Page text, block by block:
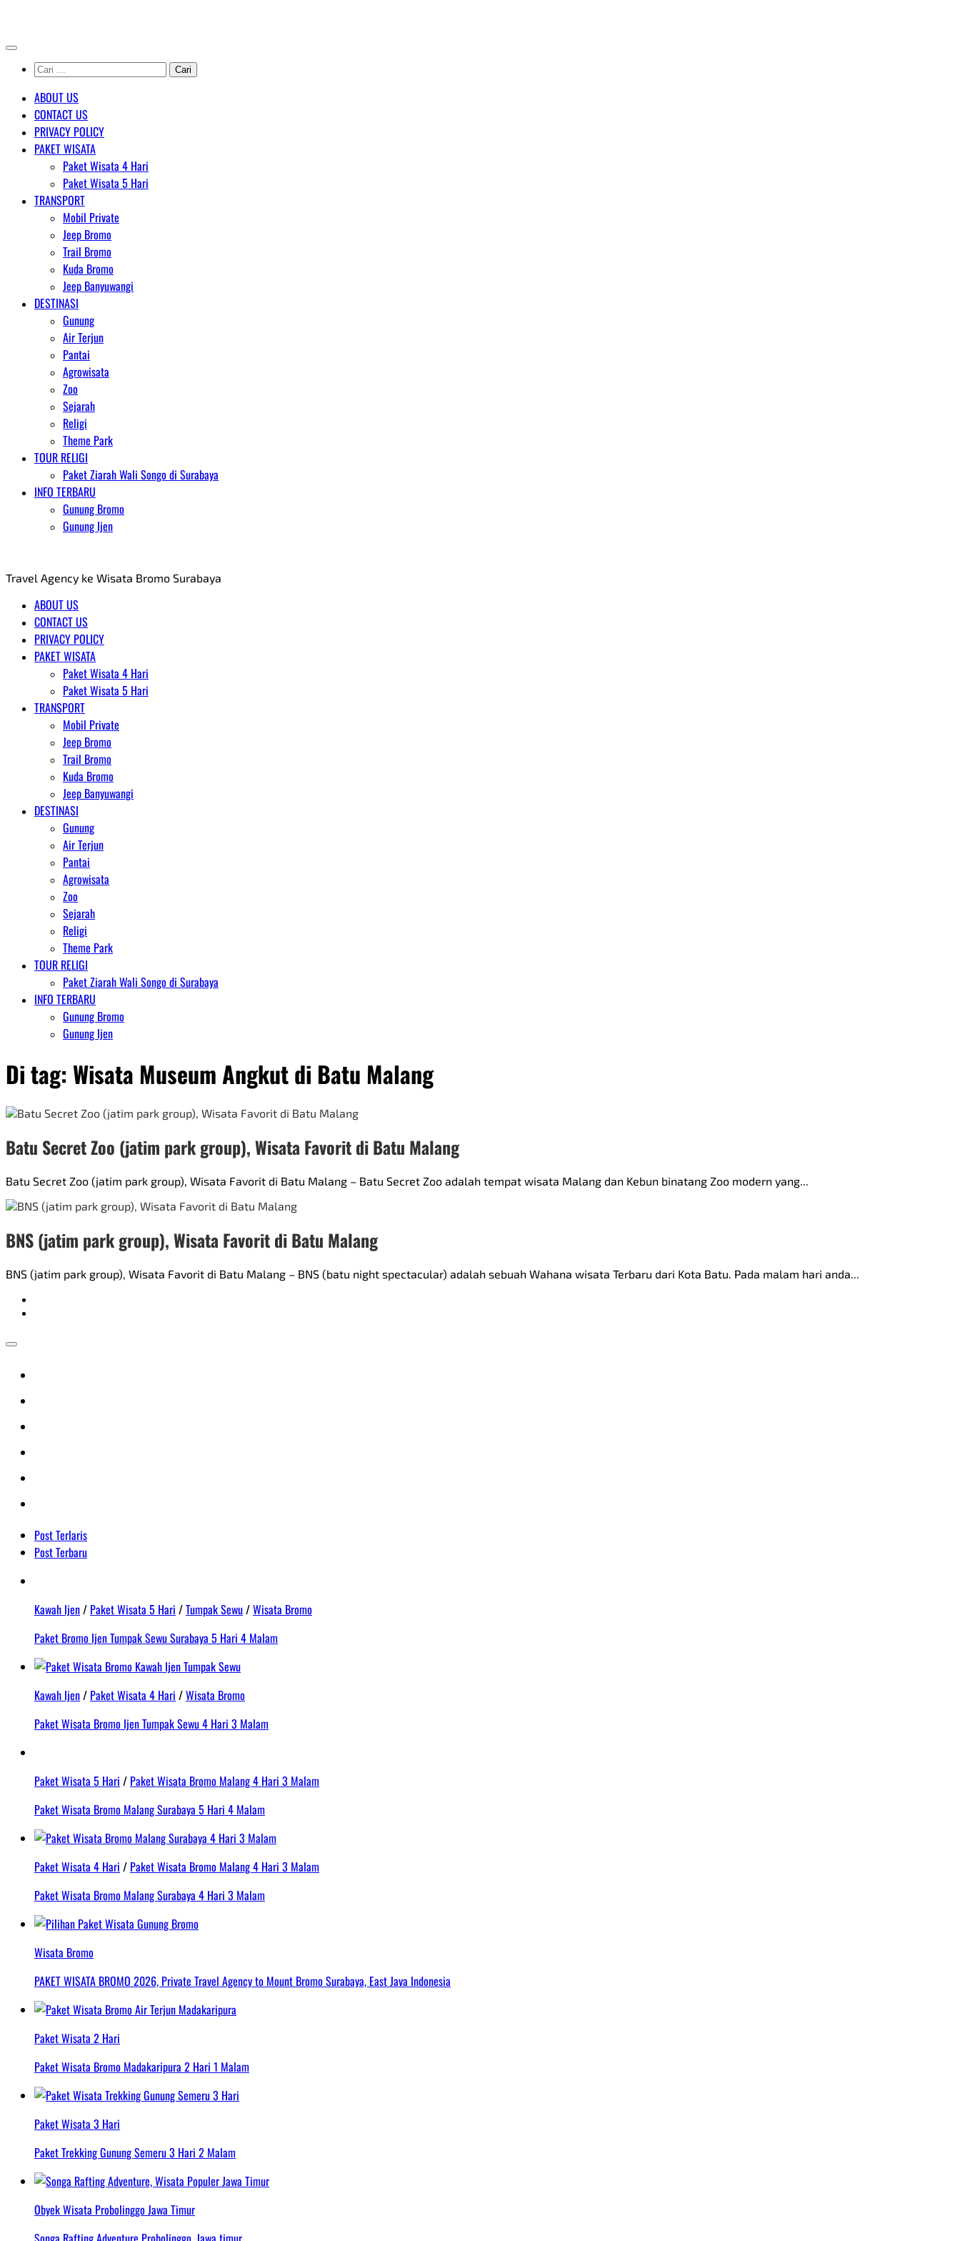
content
Cari
untuk:
ABOUT US
CONTACT US
PRIVACY POLICY
PAKET WISATA
Paket Wisata 4 Hari
Paket Wisata 5 Hari
TRANSPORT
Mobil Private
Jeep Bromo
Trail Bromo
Kuda Bromo
Jeep Banyuwangi
DESTINASI
Gunung
Air Terjun
Pantai
Agrowisata
Zoo
Sejarah
Religi
Theme Park
TOUR RELIGI
Paket Ziarah Wali Songo di Surabaya
INFO TERBARU
Gunung Bromo
Gunung Ijen
Travel Agency ke Wisata Bromo Surabaya
ABOUT US
CONTACT US
PRIVACY POLICY
PAKET WISATA
Paket Wisata 4 Hari
Paket Wisata 5 Hari
TRANSPORT
Mobil Private
Jeep Bromo
Trail Bromo
Kuda Bromo
Jeep Banyuwangi
DESTINASI
Gunung
Air Terjun
Pantai
Agrowisata
Zoo
Sejarah
Religi
Theme Park
TOUR RELIGI
Paket Ziarah Wali Songo di Surabaya
INFO TERBARU
Gunung Bromo
Gunung Ijen
Di tag: Wisata Museum Angkut di Batu Malang
Batu Secret Zoo (jatim park group), Wisata Favorit di Batu Malang
Batu Secret Zoo (jatim park group), Wisata Favorit di Batu Malang – Batu Secret Zoo adalah tempat wisata Malang dan Kebun binatang Zoo modern yang...
BNS (jatim park group), Wisata Favorit di Batu Malang
BNS (jatim park group), Wisata Favorit di Batu Malang – BNS (batu night spectacular) adalah sebuah Wahana wisata Terbaru dari Kota Batu. Pada malam hari anda...
Post Terlaris
Post Terbaru
Kawah Ijen/ Paket Wisata 5 Hari /Tumpak Sewu/Wisata Bromo
Paket Bromo Ijen Tumpak Sewu Surabaya 5 Hari 4 Malam
Kawah Ijen/ Paket Wisata 4 Hari /Wisata Bromo
Paket Wisata Bromo Ijen Tumpak Sewu 4 Hari 3 Malam
Paket Wisata 5 Hari / Paket Wisata Bromo Malang 4 Hari 3 Malam
Paket Wisata Bromo Malang Surabaya 5 Hari 4 Malam
Paket Wisata 4 Hari / Paket Wisata Bromo Malang 4 Hari 3 Malam
Paket Wisata Bromo Malang Surabaya 4 Hari 3 Malam
Wisata Bromo
PAKET WISATA BROMO 2026, Private Travel Agency to Mount Bromo Surabaya, East Java Indonesia
Paket Wisata 2 Hari
Paket Wisata Bromo Madakaripura 2 Hari 1 Malam
Paket Wisata 3 Hari
Paket Trekking Gunung Semeru 3 Hari 2 Malam
Obyek Wisata Probolinggo Jawa Timur